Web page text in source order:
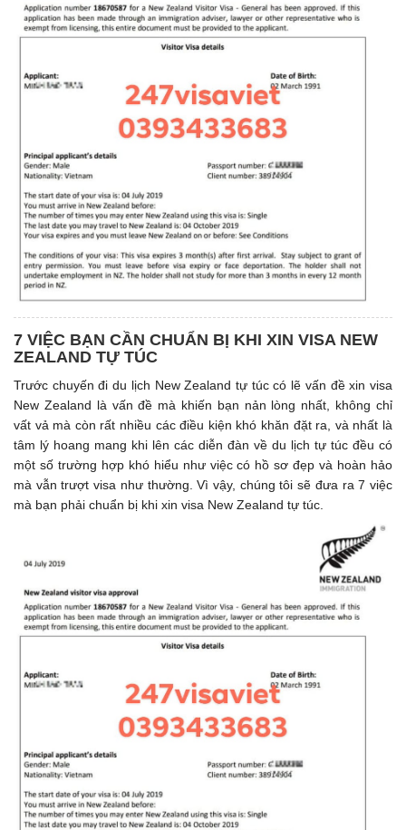
7 VIỆC BẠN CẦN CHUẨN BỊ KHI XIN VISA NEW
ZEALAND TỰ TÚC
Trước chuyến đi du lịch New Zealand tự túc có lẽ vấn đề xin visa
New Zealand là vấn đề mà khiến bạn nản lòng nhất, không chỉ
vất vả mà còn rất nhiều các điều kiện khó khăn đặt ra, và nhất là
tâm lý hoang mang khi lên các diễn đàn về du lịch tự túc đều có
một số trường hợp khó hiểu như việc có hồ sơ đẹp và hoàn hảo
mà vẫn trượt visa như thường. Vì vậy, chúng tôi sẽ đưa ra 7 việc
mà bạn phải chuẩn bị khi xin visa New Zealand tự túc.